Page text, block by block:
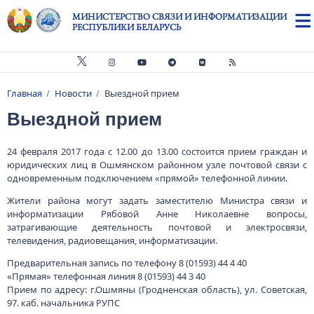
Перейти к основному содержанию
МИНИСТЕРСТВО СВЯЗИ И ИНФОРМАТИЗАЦИИ
РЕСПУБЛИКИ БЕЛАРУСЬ
Строка навигации
Главная Новости Выездной прием
Выездной прием
24 февраля 2017 года с 12.00 до 13.00 состоится прием граждан и
юридических лиц в Ошмянском районном узле почтовой связи с
одновременным подключением «прямой» телефонной линии.
Жители района могут задать заместителю Министра связи и
информатизации Рябовой Анне Николаевне вопросы,
затрагивающие деятельность почтовой и электросвязи,
телевидения, радиовещания, информатизации.
Предварительная запись по телефону 8 (01593) 44 4 40
«Прямая» телефонная линия 8 (01593) 44 3 40
Прием по адресу: г.Ошмяны (Гродненская область), ул. Советская,
97. каб. начальника РУПС